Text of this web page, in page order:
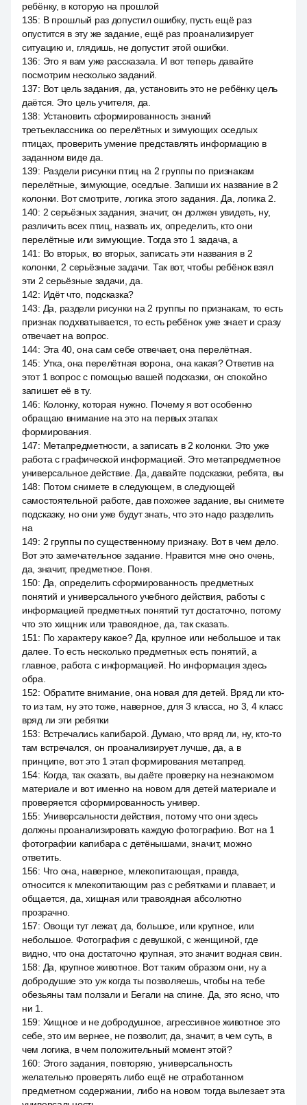
ребёнку, в которую на прошлой
135: В прошлый раз допустил ошибку, пусть ещё раз
опустится в эту же задание, ещё раз проанализирует
ситуацию и, глядишь, не допустит этой ошибки.
136: Это я вам уже рассказала. И вот теперь давайте
посмотрим несколько заданий.
137: Вот цель задания, да, установить это не ребёнку цель
даётся. Это цель учителя, да.
138: Установить сформированность знаний
третьеклассника оо перелётных и зимующих оседлых
птицах, проверить умение представлять информацию в
заданном виде да.
139: Раздели рисунки птиц на 2 группы по признакам
перелётные, зимующие, оседлые. Запиши их название в 2
колонки. Вот смотрите, логика этого задания. Да, логика 2.
140: 2 серьёзных задания, значит, он должен увидеть, ну,
различить всех птиц, назвать их, определить, кто они
перелётные или зимующие. Тогда это 1 задача, а
141 : Во вторых, во вторых, записать эти названия в 2
колонки, 2 серьёзные задачи. Так вот, чтобы ребёнок взял
эти 2 серьёзные задачи, да.
142: Идёт что, подсказка?
143: Да, раздели рисунки на 2 группы по признакам, то есть
признак подхватывается, то есть ребёнок уже знает и сразу
отвечает на вопрос.
144: Эта 40, она сам себе отвечает, она перелётная.
145: Утка, она перелётная ворона, она какая? Ответив на
этот 1 вопрос с помощью вашей подсказки, он спокойно
запишет её в ту.
146: Колонку, которая нужно. Почему я вот особенно
обращаю внимание на это на первых этапах
формирования.
147: Метапредметности, а записать в 2 колонки. Это уже
работа с графической информацией. Это метапредметное
универсальное действие. Да, давайте подсказки, ребята, вы
148: Потом снимете в следующем, в следующей
самостоятельной работе, дав похожее задание, вы снимете
подсказку, но они уже будут знать, что это надо разделить
на
149: 2 группы по существенному признаку. Вот в чем дело.
Вот это замечательное задание. Нравится мне оно очень,
да, значит, предметное. Поня.
150: Да, определить сформированность предметных
понятий и универсального учебного действия, работы с
информацией предметных понятий тут достаточно, потому
что это хищник или травоядное, да, так сказать.
151 : По характеру какое? Да, крупное или небольшое и так
далее. То есть несколько предметных есть понятий, а
главное, работа с информацией. Но информация здесь
обра.
152: Обратите внимание, она новая для детей. Вряд ли кто-
то из там, ну это тоже, наверное, для 3 класса, но 3, 4 класс
вряд ли эти ребятки
153: Встречались капибарой. Думаю, что вряд ли, ну, кто-то
там встречался, он проанализирует лучше, да, а в
принципе, вот это 1 этап формирования метапред.
154: Когда, так сказать, вы даёте проверку на незнакомом
материале и вот именно на новом для детей материале и
проверяется сформированность универ.
155: Универсальности действия, потому что они здесь
должны проанализировать каждую фотографию. Вот на 1
фотографии капибара с детёнышами, значит, можно
ответить.
156: Что она, наверное, млекопитающая, правда,
относится к млекопитающим раз с ребятками и плавает, и
общается, да, хищная или травоядная абсолютно
прозрачно.
157: Овощи тут лежат, да, большое, или крупное, или
небольшое. Фотография с девушкой, с женщиной, где
видно, что она достаточно крупная, это значит водная свин.
158: Да, крупное животное. Вот таким образом они, ну а
добродушие это уж когда ты позволяешь, чтобы на тебе
обезьяны там ползали и Бегали на спине. Да, это ясно, что
ни 1.
159: Хищное и не добродушное, агрессивное животное это
себе, это им вернее, не позволит, да, значит, в чем суть, в
чем логика, в чем положительный момент этой?
160: Этого задания, повторяю, универсальность
желательно проверять либо ещё не отработанном
предметном содержании, либо на новом тогда вылезает эта